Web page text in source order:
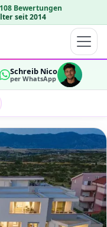
108 Bewertungen
seit 2014
Schreib Nico
per WhatsApp
OK